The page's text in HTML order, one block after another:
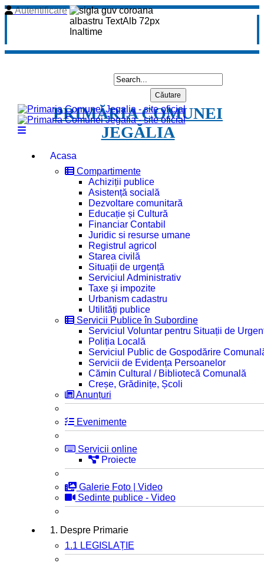
Autentificare
PRIMĂRIA COMUNEI
JEGĂLIA
Acasa
Compartimente
Achiziții publice
Asistență socială
Dezvoltare comunitară
Educație și Cultură
Financiar Contabil
Juridic si resurse umane
Registrul agricol
Starea civilă
Situații de urgență
Serviciul Administrativ
Taxe și impozite
Urbanism cadastru
Utilități publice
Servicii Publice în Subordine
Serviciul Voluntar pentru Situații de
Poliția Locală
Serviciul Public de Gospodărire
Servicii de Evidența Persoanelor
Cămin Cultural / Bibliotecă Comunală
Creșe, Grădinițe, Școli
Anunțuri
Evenimente
Servicii online
Proiecte
Galerie Foto | Video
Sedinte publice - Video
1. Despre Primarie
1.1 LEGISLAȚIE